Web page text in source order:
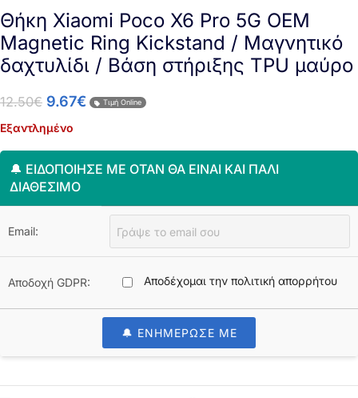
Θήκη Xiaomi Poco X6 Pro 5G OEM
Magnetic Ring Kickstand / Μαγνητικό
δαχτυλίδι / Βάση στήριξης TPU μαύρο
12.50€ 9.67€ Τιμή Online
Εξαντλημένο
🔔 ΕΙΔΟΠΟΊΗΣΈ ΜΕ ΌΤΑΝ ΘΑ ΕΊΝΑΙ ΚΑΙ ΠΆΛΙ
ΔΙΑΘΈΣΙΜΟ
Email:
Αποδοχή GDPR: Αποδέχομαι την πολιτική απορρήτου
🔔 ΕΝΗΜΕΡΩΣΕ ΜΕ